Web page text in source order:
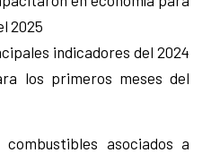
2025
indicadores del 2024
los primeros meses del
asociados a